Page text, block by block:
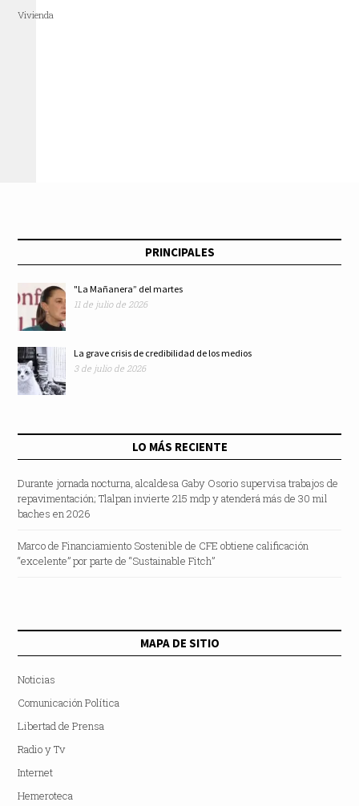
Vivienda
PRINCIPALES
"La Mañanera” del martes
11 de julio de 2026
La grave crisis de credibilidad de los medios
3 de julio de 2026
LO MÁS RECIENTE
Durante jornada nocturna, alcaldesa Gaby Osorio supervisa trabajos de
repavimentación; Tlalpan invierte 215 mdp y atenderá más de 30 mil
baches en 2026
Marco de Financiamiento Sostenible de CFE obtiene calificación
“excelente” por parte de “Sustainable Fitch”
MAPA DE SITIO
Noticias
Comunicación Política
Libertad de Prensa
Radio y Tv
Internet
Hemeroteca